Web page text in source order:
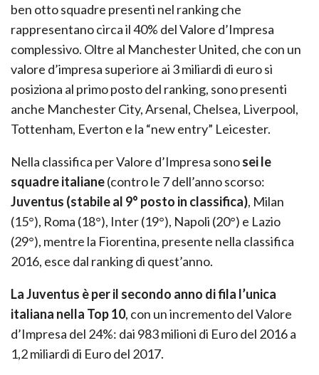
ben otto squadre presenti nel ranking che
rappresentano circa il 40% del Valore d’Impresa
complessivo. Oltre al Manchester United, che con un
valore d’impresa superiore ai 3 miliardi di euro si
posiziona al primo posto del ranking, sono presenti
anche Manchester City, Arsenal, Chelsea, Liverpool,
Tottenham, Everton e la “new entry” Leicester.
Nella classifica per Valore d’Impresa sonosei le
squadre italiane(contro le 7 dell’anno scorso:
Juventus (stabile al 9° posto in classifica), Milan
(15°), Roma (18°), Inter (19°), Napoli (20°) e Lazio
(29°), mentre la Fiorentina, presente nella classifica
2016, esce dal ranking di quest’anno.
La Juventus è per il secondo anno di fila l’unica
italiana nella Top 10, con un incremento del Valore
d’Impresa del 24%: dai 983 milioni di Euro del 2016 a
1,2 miliardi di Euro del 2017.